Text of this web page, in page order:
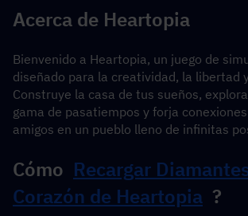
Acerca de Heartopia
Bienvenido a Heartopia, un juego de
diseñado para la creatividad, la libertad
Construye la casa de tus sueños,
gama de pasatiempos y forja
amigos en un pueblo lleno de infinitas
Cómo Recargar
Corazón de Heartopia
  ?